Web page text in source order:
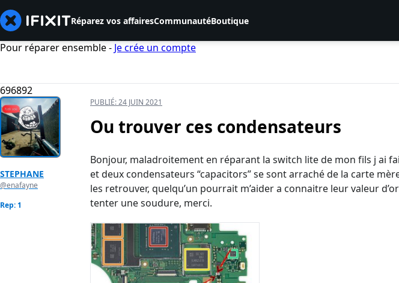
Réparez vos affairesCommunautéBoutique
Pour réparer ensemble - Je crée un compte
696892
STEPHANE
@enafayne
Rep: 1
PUBLIÉ:24 JUIN 2021
Ou trouver ces condensateurs
Bonjour, maladroitement en réparant la switch lite de mon fils j ai
et deux condensateurs “capacitors” se sont arraché de la carte
les retrouver, quelqu’un pourrait m’aider a connaitre leur valeur
tenter une soudure, merci.